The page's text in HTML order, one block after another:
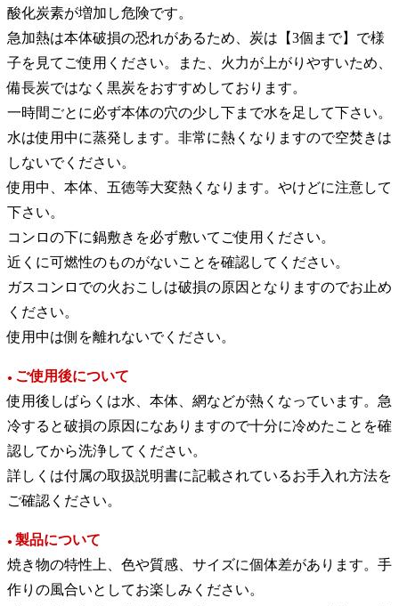
酸化炭素が増加し危険です。
急加熱は本体破損の恐れがあるため、炭は【3個まで】で様
子を見てご使用ください。また、火力が上がりやすいため、
備長炭ではなく黒炭をおすすめしております。
一時間ごとに必ず本体の穴の少し下まで水を足して下さい。
水は使用中に蒸発します。非常に熱くなりますので空焚きは
しないでください。
使用中、本体、五徳等大変熱くなります。やけどに注意して
下さい。
コンロの下に鍋敷きを必ず敷いてご使用ください。
近くに可燃性のものがないことを確認してください。
ガスコンロでの火おこしは破損の原因となりますのでお止め
ください。
使用中は側を離れないでください。
● ご使用後について
使用後しばらくは水、本体、網などが熱くなっています。急
冷すると破損の原因になありますので十分に冷めたことを確
認してから洗浄してください。
詳しくは付属の取扱説明書に記載されているお手入れ方法を
ご確認ください。
● 製品について
焼き物の特性上、色や質感、サイズに個体差があります。手
作りの風合いとしてお楽しみください。